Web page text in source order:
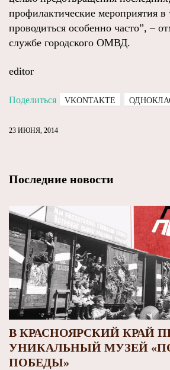
профилактические мероприятия в
проводиться особенно часто”, –
службе городского ОМВД.
editor
Поделиться VKONTAKTE
23 ИЮНЯ, 2014
Последние новости
В КРАСНОЯРСКИЙ КРАЙ
УНИКАЛЬНЫЙ МУЗЕЙ
ПОБЕДЫ»